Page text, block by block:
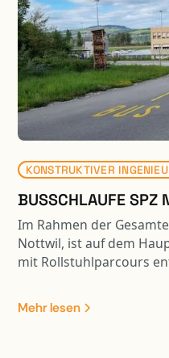
KONSTRUKTIVER
BUSSCHLAUFE SPZ
Im Rahmen der
Nottwil, ist auf dem
mit Rollstuhlparcours
resultiert eine
Verkehr. Die
Mehr lesen